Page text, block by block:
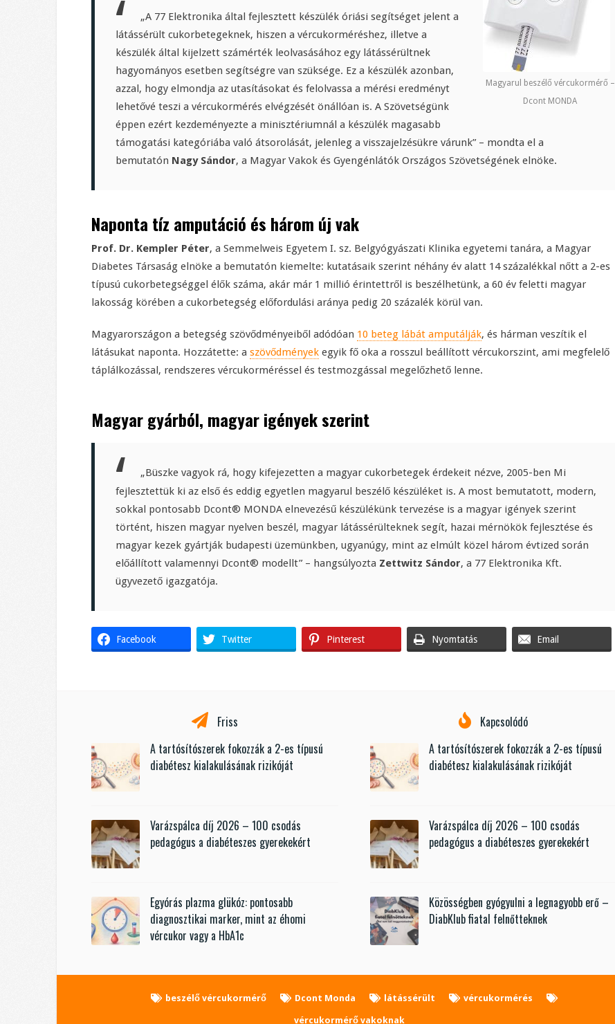
Magyarul beszélő vércukormérő –
Dcont MONDA
„A 77 Elektronika által fejlesztett készülék óriási segítséget jelent a
látássérült cukorbetegeknek, hiszen a vércukorméréshez, illetve a
készülék által kijelzett számérték leolvasásához egy látássérültnek
hagyományos esetben segítségre van szüksége. Ez a készülék azonban,
azzal, hogy elmondja az utasításokat és felolvassa a mérési eredményt
lehetővé teszi a vércukormérés elvégzését önállóan is. A Szövetségünk
éppen ezért kezdeményezte a minisztériumnál a készülék magasabb
támogatási kategóriába való átsorolását, jelenleg a visszajelzésükre várunk” – mondta el a
bemutatón Nagy Sándor, a Magyar Vakok és Gyengénlátók Országos Szövetségének elnöke.
Naponta tíz amputáció és három új vak
Prof. Dr. Kempler Péter, a Semmelweis Egyetem I. sz. Belgyógyászati Klinika egyetemi tanára, a Magyar
Diabetes Társaság elnöke a bemutatón kiemelte: kutatásaik szerint néhány év alatt 14 százalékkal nőtt a 2-es
típusú cukorbetegséggel élők száma, akár már 1 millió érintettről is beszélhetünk, a 60 év feletti magyar
lakosság körében a cukorbetegség előfordulási aránya pedig 20 százalék körül van.
Magyarországon a betegség szövődményeiből adódóan 10 beteg lábát amputálják, és hárman veszítik el
látásukat naponta. Hozzátette: a szövődmények egyik fő oka a rosszul beállított vércukorszint, ami megfelelő
táplálkozással, rendszeres vércukorméréssel és testmozgással megelőzhető lenne.
Magyar gyárból, magyar igények szerint
„Büszke vagyok rá, hogy kifejezetten a magyar cukorbetegek érdekeit nézve, 2005-ben Mi
fejlesztettük ki az első és eddig egyetlen magyarul beszélő készüléket is. A most bemutatott, modern,
sokkal pontosabb Dcont® MONDA elnevezésű készülékünk tervezése is a magyar igények szerint
történt, hiszen magyar nyelven beszél, magyar látássérülteknek segít, hazai mérnökök fejlesztése és
magyar kezek gyártják budapesti üzemünkben, ugyanúgy, mint az elmúlt közel három évtized során
előállított valamennyi Dcont® modellt” – hangsúlyozta Zettwitz Sándor, a 77 Elektronika Kft.
ügyvezető igazgatója.
Facebook Twitter Pinterest Nyomtatás Email
Friss
A tartósítószerek fokozzák a 2-es típusú
diabétesz kialakulásának rizikóját
Varázspálca díj 2026 – 100 csodás
pedagógus a diabéteszes gyerekekért
Egyórás plazma glükóz: pontosabb
diagnosztikai marker, mint az éhomi
vércukor vagy a HbA1c
Kapcsolódó
A tartósítószerek fokozzák a 2-es típusú
diabétesz kialakulásának rizikóját
Varázspálca díj 2026 – 100 csodás
pedagógus a diabéteszes gyerekekért
Közösségben gyógyulni a legnagyobb erő –
DiabKlub fiatal felnőtteknek
beszélő vércukormérő Dcont Monda látássérült vércukormérés
vércukormérő vakoknak